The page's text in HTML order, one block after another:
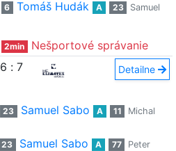
6 Tomáš Hudák A 23
Samuel
2min
Nešportové správanie
6 : 7 Detailne
23 Samuel Sabo A 11
Michal
23 Samuel Sabo A 77
Peter